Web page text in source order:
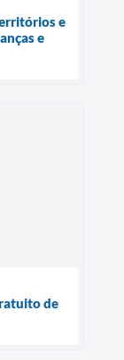
e
e
de